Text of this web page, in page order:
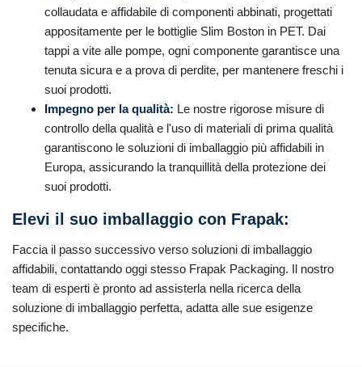
collaudata e affidabile di componenti abbinati, progettati
appositamente per le bottiglie Slim Boston in PET. Dai
tappi a vite alle pompe, ogni componente garantisce una
tenuta sicura e a prova di perdite, per mantenere freschi i
suoi prodotti.
Impegno per la qualità: Le nostre rigorose misure di
controllo della qualità e l'uso di materiali di prima qualità
garantiscono le soluzioni di imballaggio più affidabili in
Europa, assicurando la tranquillità della protezione dei
suoi prodotti.
Elevi il suo imballaggio con Frapak:
Faccia il passo successivo verso soluzioni di imballaggio
affidabili, contattando oggi stesso Frapak Packaging. Il nostro
team di esperti è pronto ad assisterla nella ricerca della
soluzione di imballaggio perfetta, adatta alle sue esigenze
specifiche.